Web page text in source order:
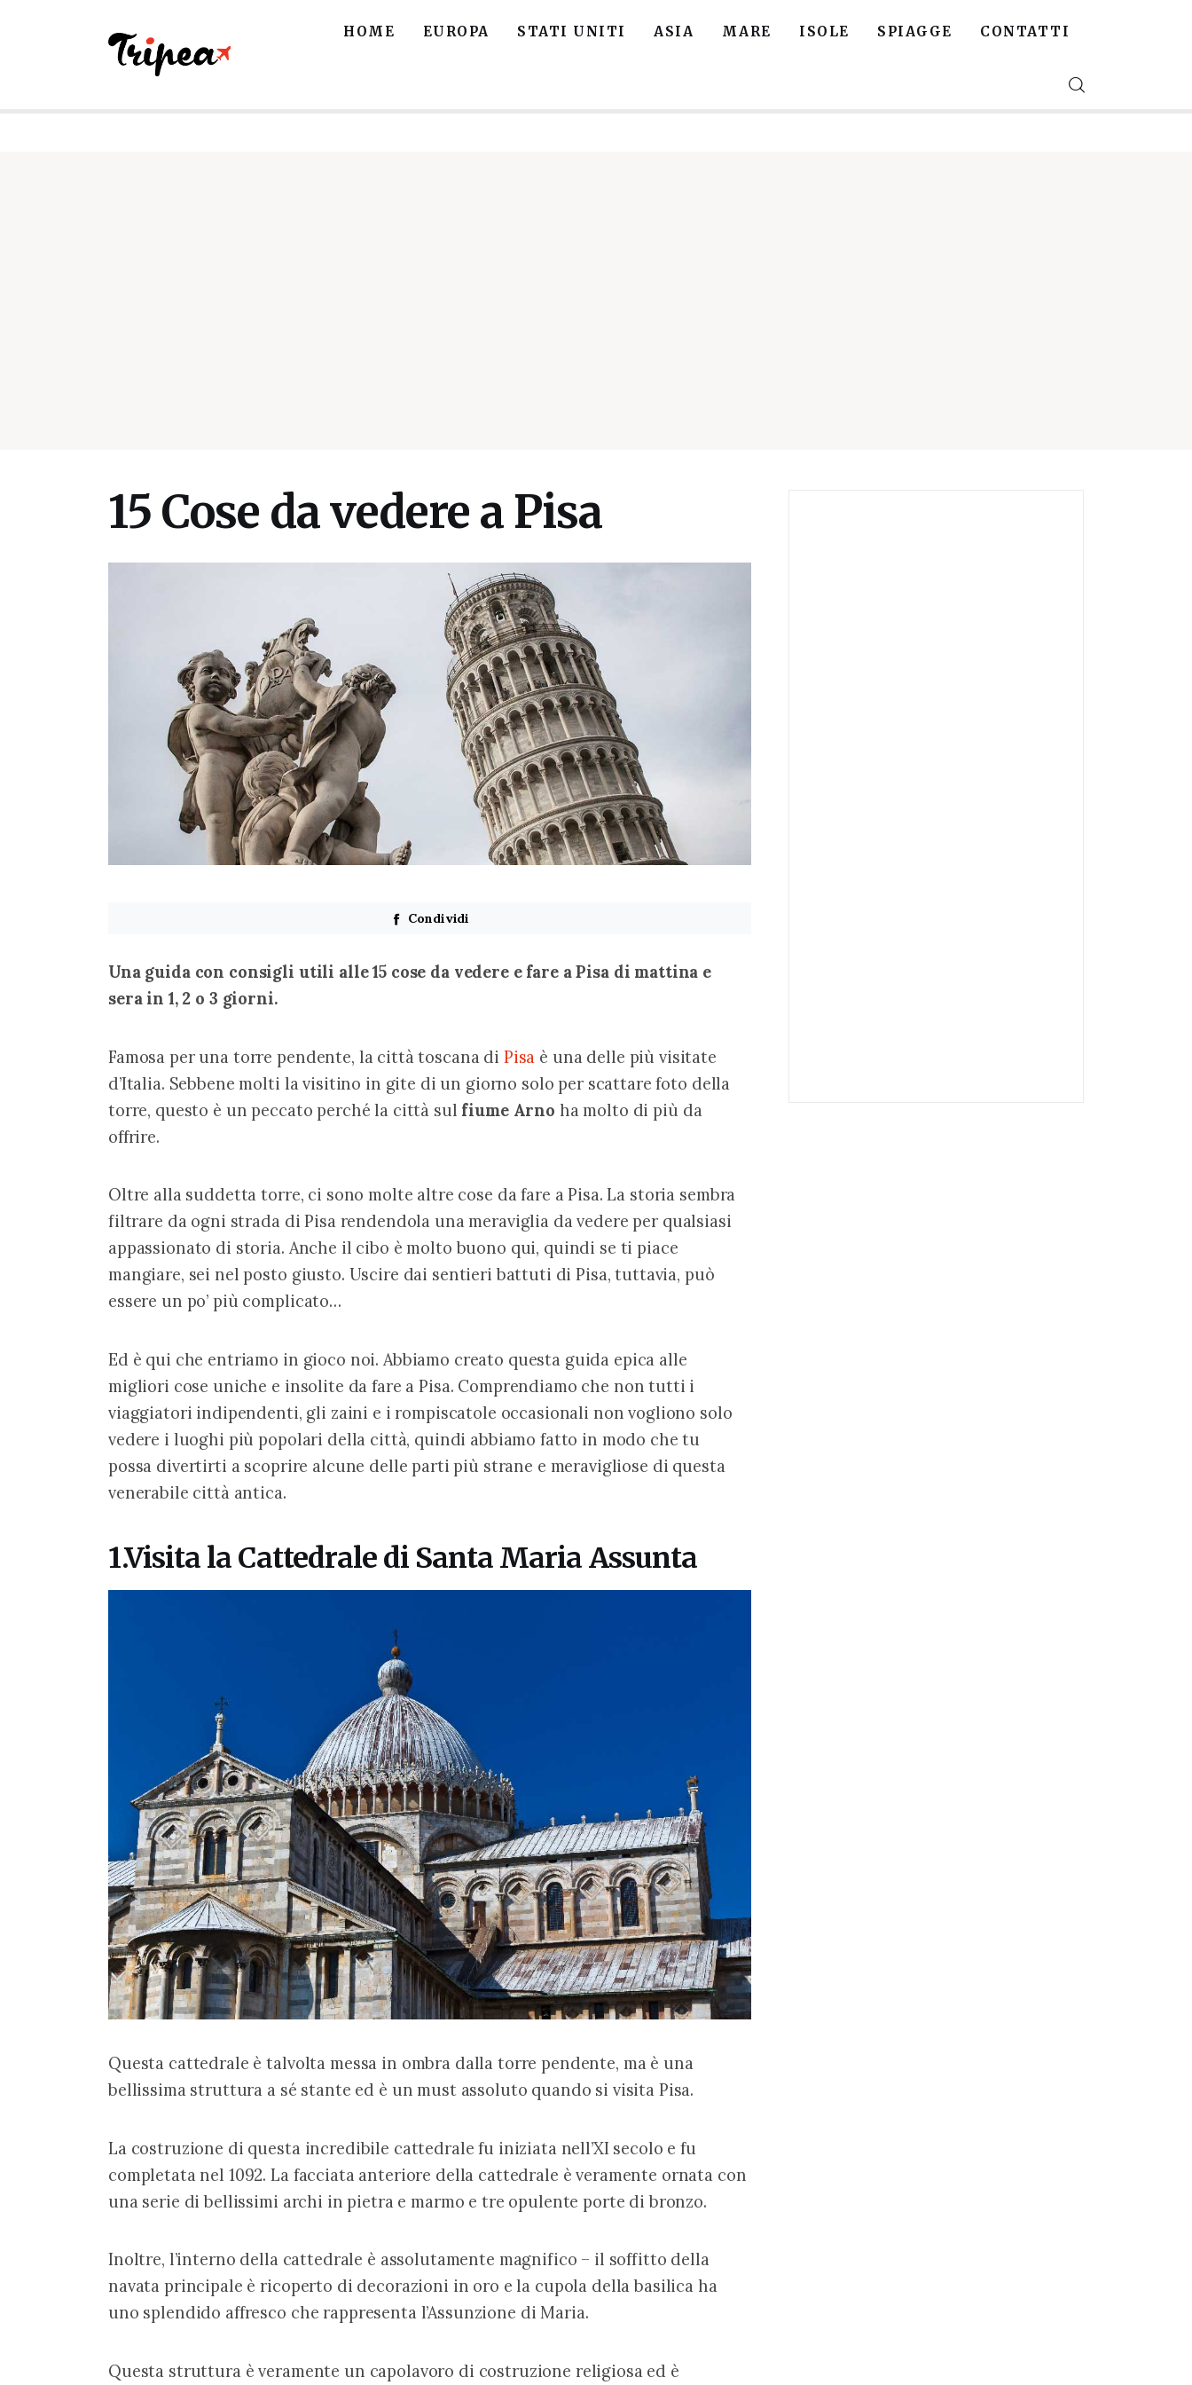
HOME EUROPA STATI UNITI ASIA MARE ISOLE SPIAGGE CONTATTI
15 Cose da vedere a Pisa
Condividi
Una guida con consigli utili alle 15 cose da vedere e fare a Pisa di mattina e
sera in 1, 2 o 3 giorni.
Famosa per una torre pendente, la città toscana di Pisa è una delle più visitate
d’Italia. Sebbene molti la visitino in gite di un giorno solo per scattare foto della
torre, questo è un peccato perché la città sul fiume Arno ha molto di più da
offrire.
Oltre alla suddetta torre, ci sono molte altre cose da fare a Pisa. La storia sembra
filtrare da ogni strada di Pisa rendendola una meraviglia da vedere per qualsiasi
appassionato di storia. Anche il cibo è molto buono qui, quindi se ti piace
mangiare, sei nel posto giusto. Uscire dai sentieri battuti di Pisa, tuttavia, può
essere un po’ più complicato…
Ed è qui che entriamo in gioco noi. Abbiamo creato questa guida epica alle
migliori cose uniche e insolite da fare a Pisa. Comprendiamo che non tutti i
viaggiatori indipendenti, gli zaini e i rompiscatole occasionali non vogliono solo
vedere i luoghi più popolari della città, quindi abbiamo fatto in modo che tu
possa divertirti a scoprire alcune delle parti più strane e meravigliose di questa
venerabile città antica.
1.Visita la Cattedrale di Santa Maria Assunta
Questa cattedrale è talvolta messa in ombra dalla torre pendente, ma è una
bellissima struttura a sé stante ed è un must assoluto quando si visita Pisa.
La costruzione di questa incredibile cattedrale fu iniziata nell’XI secolo e fu
completata nel 1092. La facciata anteriore della cattedrale è veramente ornata con
una serie di bellissimi archi in pietra e marmo e tre opulente porte di bronzo.
Inoltre, l’interno della cattedrale è assolutamente magnifico – il soffitto della
navata principale è ricoperto di decorazioni in oro e la cupola della basilica ha
uno splendido affresco che rappresenta l’Assunzione di Maria.
Questa struttura è veramente un capolavoro di costruzione religiosa ed è